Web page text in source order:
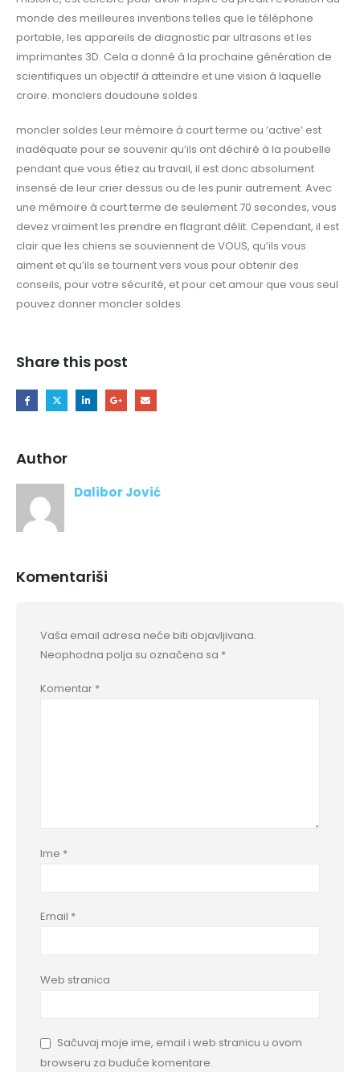
monde des meilleures inventions telles que le téléphone
portable, les appareils de diagnostic par ultrasons et les
imprimantes 3D. Cela a donné à la prochaine génération de
scientifiques un objectif à atteindre et une vision à laquelle
croire. monclers doudoune soldes
moncler soldes Leur mémoire à court terme ou ‘active’ est
inadéquate pour se souvenir qu’ils ont déchiré à la poubelle
pendant que vous étiez au travail, il est donc absolument
insensé de leur crier dessus ou de les punir autrement. Avec
une mémoire à court terme de seulement 70 secondes, vous
devez vraiment les prendre en flagrant délit. Cependant, il est
clair que les chiens se souviennent de VOUS, qu’ils vous
aiment et qu’ils se tournent vers vous pour obtenir des
conseils, pour votre sécurité, et pour cet amour que vous seul
pouvez donner moncler soldes.
Share this post
Author
Dalibor Jović
Komentariši
Vaša email adresa neće biti objavljivana.
Neophodna polja su označena sa *
Komentar *
Ime *
Email *
Web stranica
Sačuvaj moje ime, email i web stranicu u ovom
browseru za buduće komentare.